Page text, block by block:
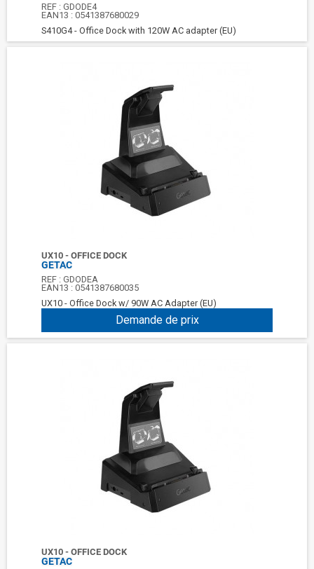
REF :GDODE4
EAN13 :0541387680029
S410G4 - Office Dock with 120W AC adapter (EU)
UX10 - OFFICE DOCK
GETAC
REF :GDODEA
EAN13 :0541387680035
UX10 - Office Dock w/ 90W AC Adapter (EU)
Demande de prix
UX10 - OFFICE DOCK
GETAC